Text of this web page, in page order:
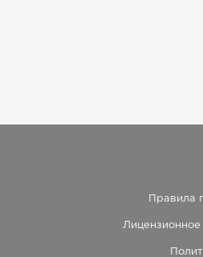
Правила